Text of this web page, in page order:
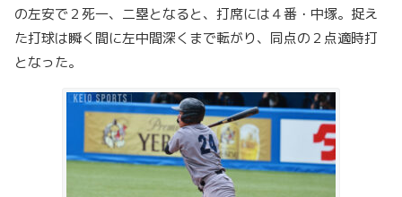
の左安で２死一、二塁となると、打席には４番・中塚。捉え
た打球は瞬く間に左中間深くまで転がり、同点の２点適時打
となった。